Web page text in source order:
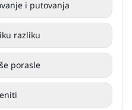
i putovanja
razliku
porasle